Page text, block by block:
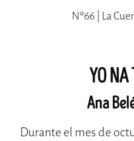
Nº66 | La
YO NA
Ana
Durante el mes de